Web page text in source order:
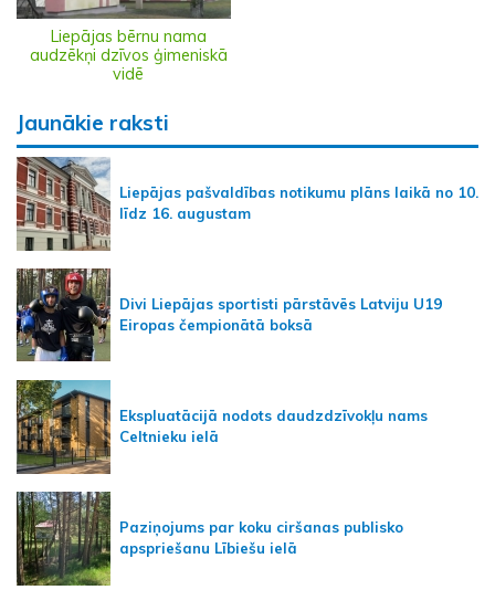
Liepājas bērnu nama
audzēkņi dzīvos ģimeniskā
vidē
Jaunākie raksti
Liepājas pašvaldības notikumu plāns laikā no 10.
līdz 16. augustam
Divi Liepājas sportisti pārstāvēs Latviju U19
Eiropas čempionātā boksā
Ekspluatācijā nodots daudzdzīvokļu nams
Celtnieku ielā
Paziņojums par koku ciršanas publisko
apspriešanu Lībiešu ielā